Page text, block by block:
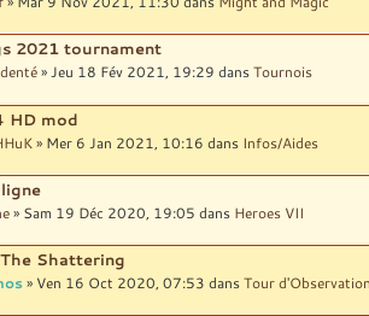
2021 tournament
» Jeu 18 Fév 2021, 19:29 dansTournois
HD mod
» Mer 6 Jan 2021, 10:16 dans Infos/Aides
» Sam 19 Déc 2020, 19:05 dans Heroes VII
Shattering
» Ven 16 Oct 2020, 07:53 dansTour